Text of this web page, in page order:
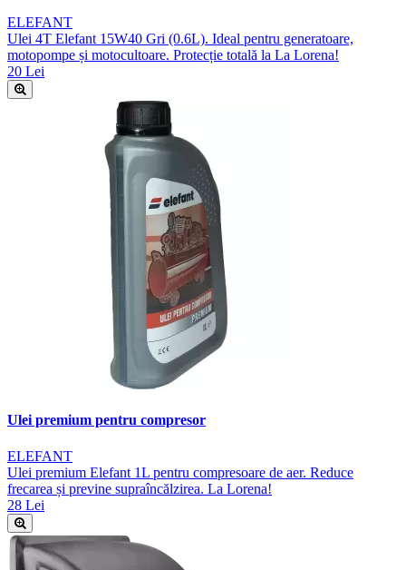
ELEFANT
Ulei 4T Elefant 15W40 Gri (0.6L). Ideal pentru generatoare,
motopompe și motocultoare. Protecție totală la La Lorena!
20 Lei
Ulei premium pentru compresor
ELEFANT
Ulei premium Elefant 1L pentru compresoare de aer. Reduce
frecarea și previne supraîncălzirea. La Lorena!
28 Lei